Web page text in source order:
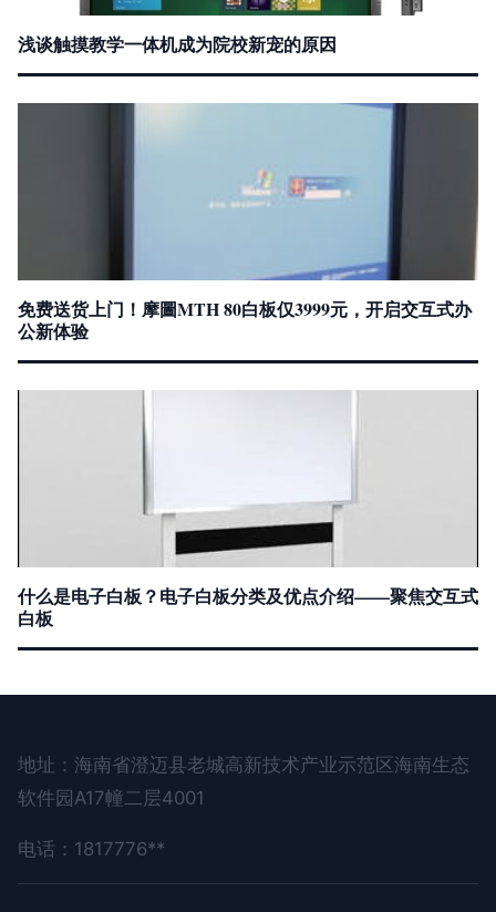
浅谈触摸教学一体机成为院校新宠的原因
免费送货上门！摩圖MTH 80白板仅3999元，开启交互式办
公新体验
什么是电子白板？电子白板分类及优点介绍——聚焦交互式
白板
地址：海南省澄迈县老城高新技术产业示范区海南生态
软件园A17幢二层4001
电话：1817776**